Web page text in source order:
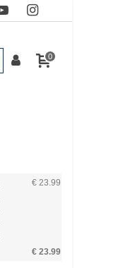
0
€ 23.99
€ 23.99